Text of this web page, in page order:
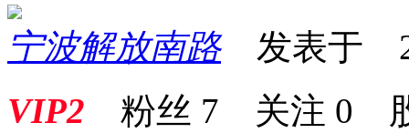
宁波解放南路发表于
VIP2 粉丝 7 关注 0